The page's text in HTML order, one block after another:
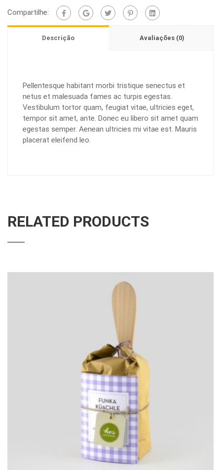
Compartilhe:
Descrição Avaliações (0)
Pellentesque habitant morbi tristique senectus et
netus et malesuada fames ac turpis egestas.
Vestibulum tortor quam, feugiat vitae, ultricies eget,
tempor sit amet, ante. Donec eu libero sit amet quam
egestas semper. Aenean ultricies mi vitae est. Mauris
placerat eleifend leo.
RELATED PRODUCTS